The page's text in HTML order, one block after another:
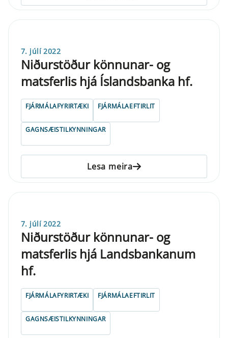
7. júlí 2022
Niðurstöður könnunar- og
matsferlis hjá Íslandsbanka hf.
FJÁRMÁLAFYRIRTÆKI FJÁRMÁLAEFTIRLIT
GAGNSÆISTILKYNNINGAR
Lesa meira
7. júlí 2022
Niðurstöður könnunar- og
matsferlis hjá Landsbankanum
hf.
FJÁRMÁLAFYRIRTÆKI FJÁRMÁLAEFTIRLIT
GAGNSÆISTILKYNNINGAR